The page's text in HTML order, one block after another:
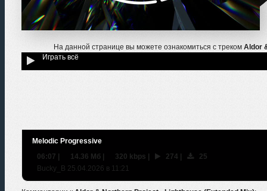
На данной странице вы можете ознакомиться с треком Aldor
Играть всё
Melodic Progressive
06:07 | 14.36 Мб | 320 kbps | 274 |
25
Bucky_B 25.04.2026 в 11:21